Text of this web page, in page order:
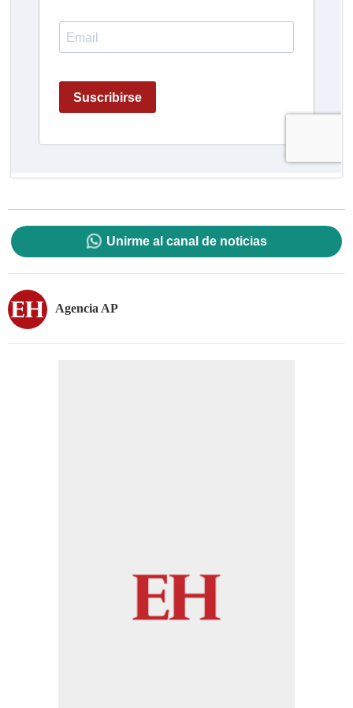
Unirme al canal de noticias
Agencia AP